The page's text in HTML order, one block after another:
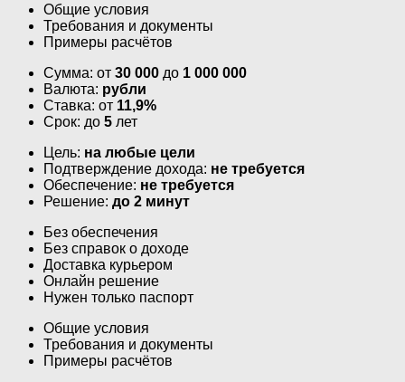
Общие условия
Требования и документы
Примеры расчётов
Сумма: от 30 000 до 1 000 000
Валюта: рубли
Ставка: от 11,9%
Срок: до 5 лет
Цель: на любые цели
Подтверждение дохода: не требуется
Обеспечение: не требуется
Решение: до 2 минут
Без обеспечения
Без справок о доходе
Доставка курьером
Онлайн решение
Нужен только паспорт
Общие условия
Требования и документы
Примеры расчётов